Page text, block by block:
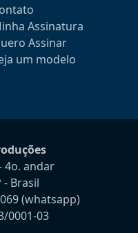
Assinatura
Assinar
um modelo
4o. andar
- Brasil
(whatsapp)
0001-03